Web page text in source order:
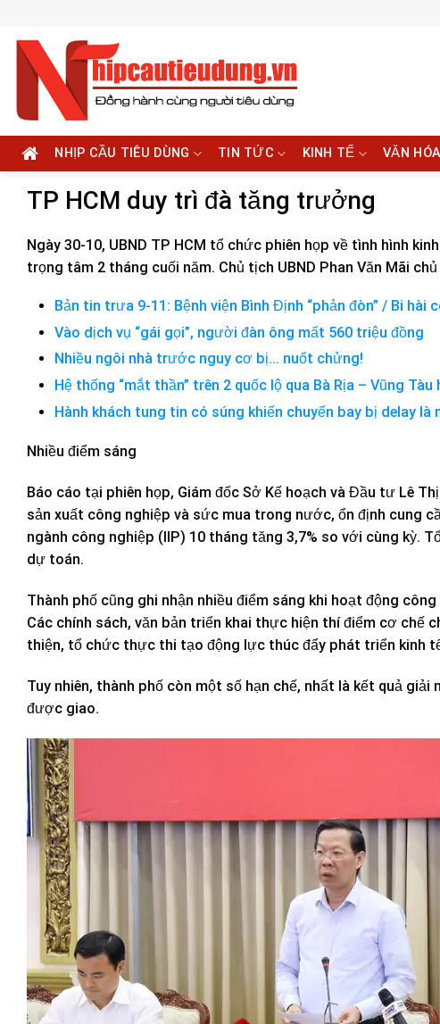
content
NHỊP CẦU TIÊU DÙNG TIN TỨC KINH TẾ VĂN HÓA
TP HCM duy trì đà tăng trưởng
Ngày 30-10, UBND TP HCM tổ chức phiên họp về tình hình
trọng tâm 2 tháng cuối năm. Chủ tịch UBND Phan Văn Mãi
Bản tin trưa 9-11: Bệnh viện Bình Định “phản đòn” / Bi
Vào dịch vụ “gái gọi”, người đàn ông mất 560 triệu đồng
Nhiều ngôi nhà trước nguy cơ bị… nuốt chửng!
Hệ thống “mắt thần” trên 2 quốc lộ qua Bà Rịa – Vũng
Hành khách tung tin có súng khiến chuyến bay bị delay là
Nhiều điểm sáng
Báo cáo tại phiên họp, Giám đốc Sở Kế hoạch và Đầu tư Lê
sản xuất công nghiệp và sức mua trong nước, ổn định cung
ngành công nghiệp (IIP) 10 tháng tăng 3,7% so với cùng kỳ.
dự toán.
Thành phố cũng ghi nhận nhiều điểm sáng khi hoạt động
Các chính sách, văn bản triển khai thực hiện thí điểm cơ
thiện, tổ chức thực thi tạo động lực thúc đẩy phát triển kinh
Tuy nhiên, thành phố còn một số hạn chế, nhất là kết quả
được giao.